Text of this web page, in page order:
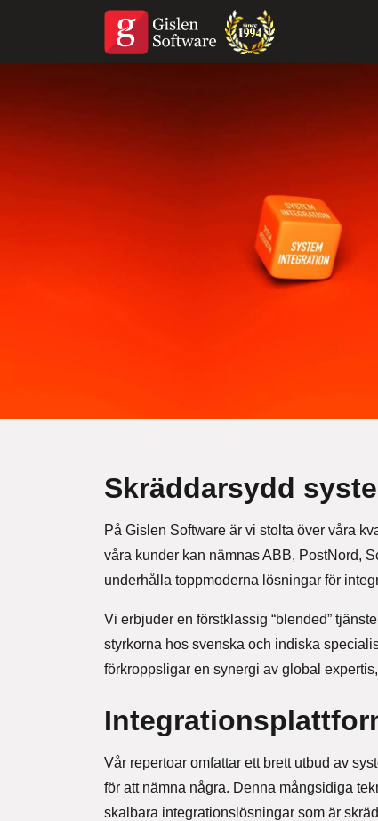
Skräddarsydd
På Gislen Software är vi stolta över våra
våra kunder kan nämnas ABB, PostNord,
underhålla toppmoderna lösningar för
Vi erbjuder en förstklassig “blended”
styrkorna hos svenska och indiska
förkroppsligar en synergi av global
Vår repertoar omfattar ett brett utbud av
för att nämna några. Denna mångsidiga
skalbara integrationslösningar som är